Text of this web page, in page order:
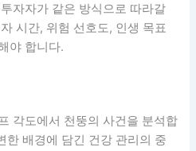
자자가 같은 방식으로 따라갈
시간, 위험 선호도, 인생 목표
야 합니다.
각도에서 천뚱의 사건을 분석합
한 배경에 담긴 건강 관리의 중